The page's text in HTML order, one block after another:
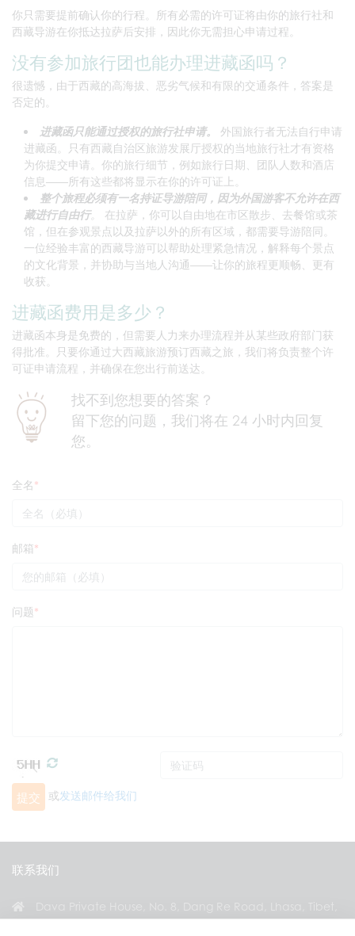
你只需要提前确认你的行程。所有必需的许可证将由你的旅行社和
西藏导游在你抵达拉萨后安排，因此你无需担心申请过程。
没有参加旅行团也能办理进藏函吗？
很遗憾，由于西藏的高海拔、恶劣气候和有限的交通条件，答案是
否定的。
进藏函只能通过授权的旅行社申请。 外国旅行者无法自行申请
进藏函。只有西藏自治区旅游发展厅授权的当地旅行社才有资格
为你提交申请。你的旅行细节，例如旅行日期、团队人数和酒店
信息——所有这些都将显示在你的许可证上。
整个旅程必须有一名持证导游陪同，因为外国游客不允许在西
藏进行自由行。
在拉萨，你可以自由地在市区散步、去餐馆或茶
馆，但在参观景点以及拉萨以外的所有区域，都需要导游陪同。
一位经验丰富的西藏导游可以帮助处理紧急情况，解释每个景点
的文化背景，并协助与当地人沟通——让你的旅程更顺畅、更有
收获。
进藏函费用是多少？
进藏函本身是免费的，但需要人力来办理流程并从某些政府部门获
得批准。只要你通过大西藏旅游预订西藏之旅，我们将负责整个许
可证申请流程，并确保在您出行前送达。
找不到您想要的答案？
留下您的问题，我们将在 24 小时内回复
您。
全名
邮箱
问题
提交 或发送邮件给我们
联系我们
China